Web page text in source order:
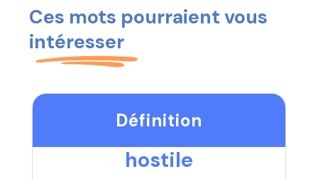
Ces mots pourraient vous
intéresser
Définition
hostile